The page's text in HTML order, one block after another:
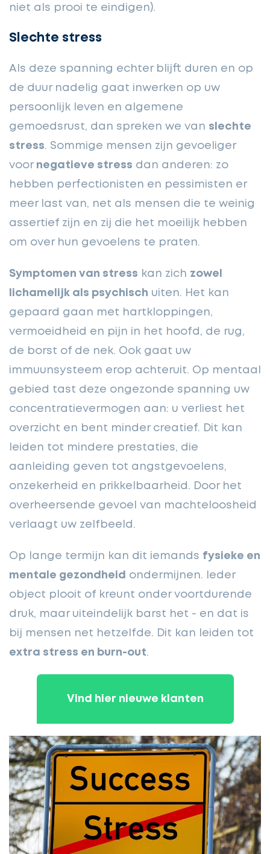
niet als prooi te eindigen).
Slechte stress
Als deze spanning echter blijft duren en op
de duur nadelig gaat inwerken op uw
persoonlijk leven en algemene
gemoedsrust, dan spreken we van slechte
stress. Sommige mensen zijn gevoeliger
voor negatieve stress dan anderen: zo
hebben perfectionisten en pessimisten er
meer last van, net als mensen die te weinig
assertief zijn en zij die het moeilijk hebben
om over hun gevoelens te praten.
Symptomen van stress kan zich zowel
lichamelijk als psychisch uiten. Het kan
gepaard gaan met hartkloppingen,
vermoeidheid en pijn in het hoofd, de rug,
de borst of de nek. Ook gaat uw
immuunsysteem erop achteruit. Op mentaal
gebied tast deze ongezonde spanning uw
concentratievermogen aan: u verliest het
overzicht en bent minder creatief. Dit kan
leiden tot mindere prestaties, die
aanleiding geven tot angstgevoelens,
onzekerheid en prikkelbaarheid. Door het
overheersende gevoel van machteloosheid
verlaagt uw zelfbeeld.
Op lange termijn kan dit iemands fysieke en
mentale gezondheid
ondermijnen. Ieder
object plooit of kreunt onder voortdurende
druk, maar uiteindelijk barst het - en dat is
bij mensen net hetzelfde. Dit kan leiden tot
extra stress en burn-out.
Vind hier nieuwe klanten